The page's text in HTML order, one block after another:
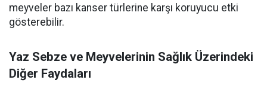
meyveler bazı kanser türlerine karşı koruyucu etki
gösterebilir.
Yaz Sebze ve Meyvelerinin Sağlık Üzerindeki
Diğer Faydaları